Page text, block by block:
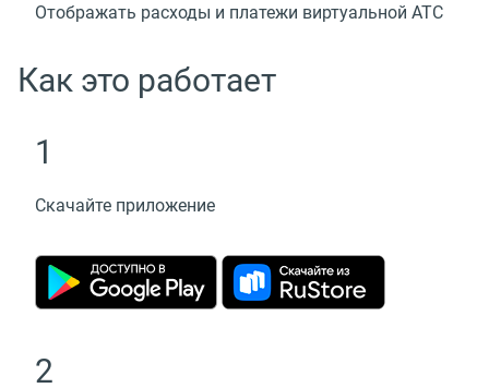
Отображать расходы и платежи виртуальной АТС
Как это работает
1
Скачайте приложение
2